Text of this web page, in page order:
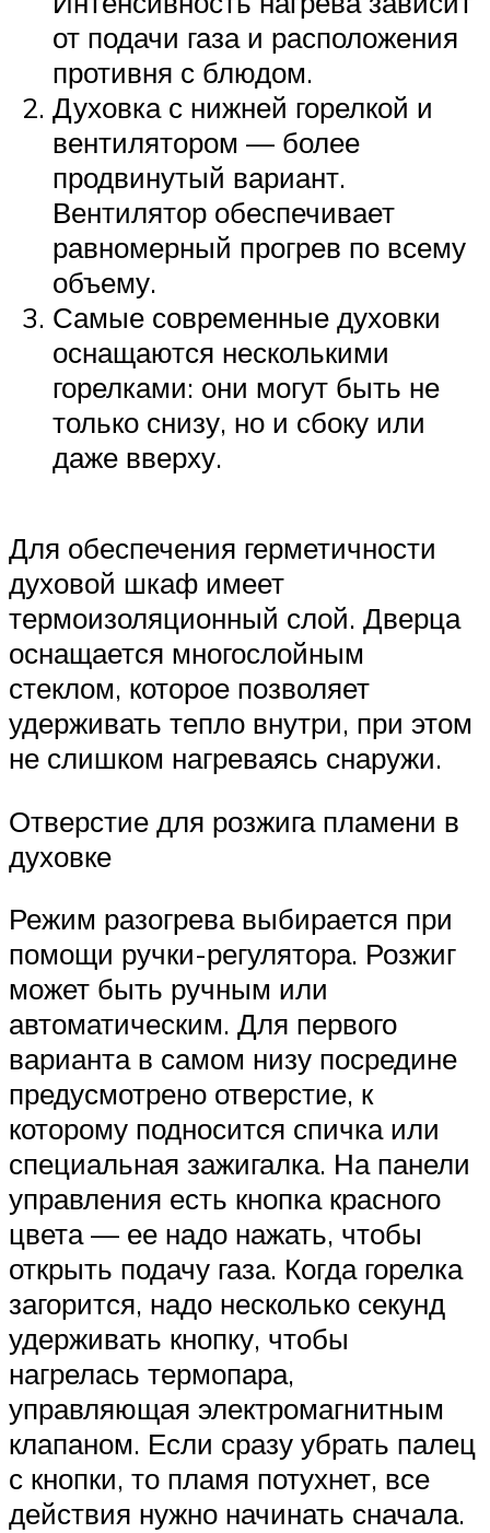
от подачи газа и расположения
противня с блюдом.
Духовка с нижней горелкой и
вентилятором — более
продвинутый вариант.
Вентилятор обеспечивает
равномерный прогрев по всему
объему.
Самые современные духовки
оснащаются несколькими
горелками: они могут быть не
только снизу, но и сбоку или
даже вверху.
Для обеспечения герметичности
духовой шкаф имеет
термоизоляционный слой. Дверца
оснащается многослойным
стеклом, которое позволяет
удерживать тепло внутри, при этом
не слишком нагреваясь снаружи.
Отверстие для розжига пламени в
духовке
Режим разогрева выбирается при
помощи ручки-регулятора. Розжиг
может быть ручным или
автоматическим. Для первого
варианта в самом низу посредине
предусмотрено отверстие, к
которому подносится спичка или
специальная зажигалка. На панели
управления есть кнопка красного
цвета — ее надо нажать, чтобы
открыть подачу газа. Когда горелка
загорится, надо несколько секунд
удерживать кнопку, чтобы
нагрелась термопара,
управляющая электромагнитным
клапаном. Если сразу убрать палец
с кнопки, то пламя потухнет, все
действия нужно начинать сначала.